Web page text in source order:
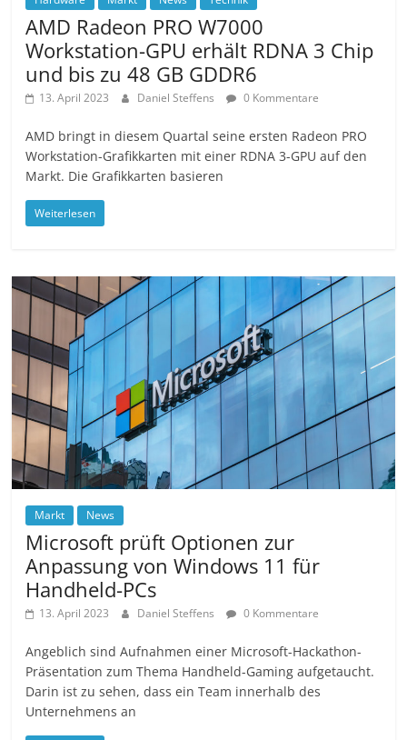
AMD Radeon PRO W7000
Workstation-GPU erhält RDNA 3 Chip
und bis zu 48 GB GDDR6
13. April 2023 Daniel Steffens 0 Kommentare
AMD bringt in diesem Quartal seine ersten Radeon PRO
Workstation-Grafikkarten mit einer RDNA 3-GPU auf den
Markt. Die Grafikkarten basieren
Weiterlesen
Markt News
Microsoft prüft Optionen zur
Anpassung von Windows 11 für
Handheld-PCs
13. April 2023 Daniel Steffens 0 Kommentare
Angeblich sind Aufnahmen einer Microsoft-Hackathon-
Präsentation zum Thema Handheld-Gaming aufgetaucht.
Darin ist zu sehen, dass ein Team innerhalb des
Unternehmens an